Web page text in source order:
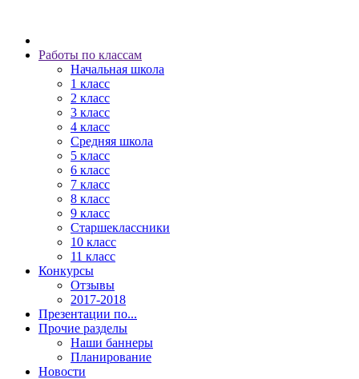
Работы по классам
Начальная школа
1 класс
2 класс
3 класс
4 класс
Средняя школа
5 класс
6 класс
7 класс
8 класс
9 класс
Старшеклассники
10 класс
11 класс
Конкурсы
Отзывы
2017-2018
Презентации по...
Прочие разделы
Наши баннеры
Планирование
Новости